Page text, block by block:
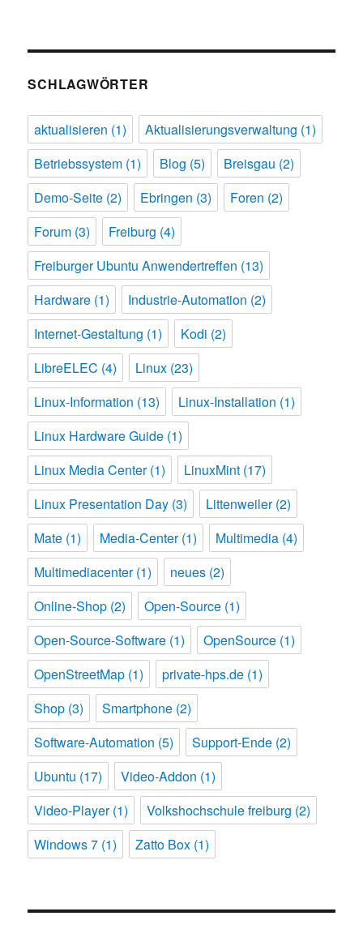
SCHLAGWÖRTER
aktualisieren (1) Aktualisierungsverwaltung (1)
Betriebssystem (1) Blog (5) Breisgau (2)
Demo-Seite (2) Ebringen (3) Foren (2)
Forum (3) Freiburg (4)
Freiburger Ubuntu Anwendertreffen (13)
Hardware (1) Industrie-Automation (2)
Internet-Gestaltung (1) Kodi (2)
LibreELEC (4) Linux (23)
Linux-Information (13) Linux-Installation (1)
Linux Hardware Guide (1)
Linux Media Center(1) LinuxMint (17)
Linux Presentation Day (3) Littenweiler(2)
Mate (1) Media-Center(1) Multimedia (4)
Multimediacenter(1) neues (2)
Online-Shop (2) Open-Source (1)
Open-Source-Software (1) OpenSource (1)
OpenStreetMap (1) private-hps.de (1)
Shop (3) Smartphone (2)
Software-Automation (5) Support-Ende (2)
Ubuntu (17) Video-Addon (1)
Video-Player(1) Volkshochschule freiburg (2)
Windows 7 (1) Zatto Box (1)